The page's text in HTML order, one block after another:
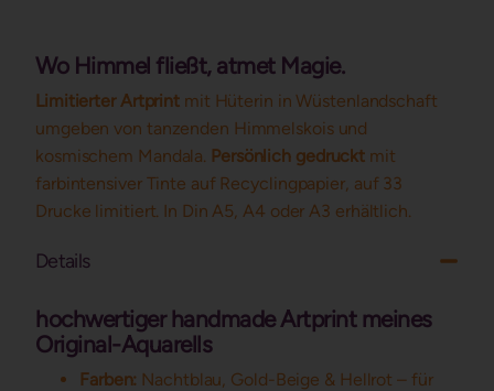
Wo Himmel fließt, atmet Magie.
Limitierter Artprint mit Hüterin in Wüstenlandschaft
umgeben von tanzenden Himmelskois und
kosmischem Mandala. Persönlich gedruckt mit
farbintensiver Tinte auf Recyclingpapier, auf 33
Drucke limitiert. In Din A5, A4 oder A3 erhältlich.
Details
hochwertiger handmade Artprint meines
Original-Aquarells
Farben: Nachtblau, Gold-Beige & Hellrot – für